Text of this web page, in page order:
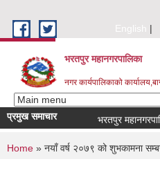
English
भरतपुर महानगरपालिका
नगर कार्यपालिकाको
प्रमुख समाचार भरतपुर
You are here
Home » नयाँ वर्ष २०७९ को शुभकामना